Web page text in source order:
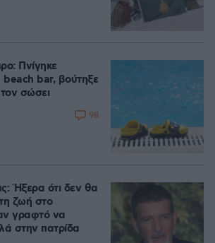
Πνίγηκε
beach bar, βούτηξε
σώσει
98
Ήξερα ότι δεν θα
ζωή στο
γραφτό να
στην πατρίδα